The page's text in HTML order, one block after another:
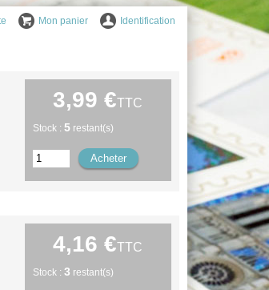
Mon panier Identification
3,99 €TTC
Stock : 5restant(s)
4,16 €TTC
Stock : 3 restant(s)